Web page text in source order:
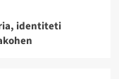
identiteti